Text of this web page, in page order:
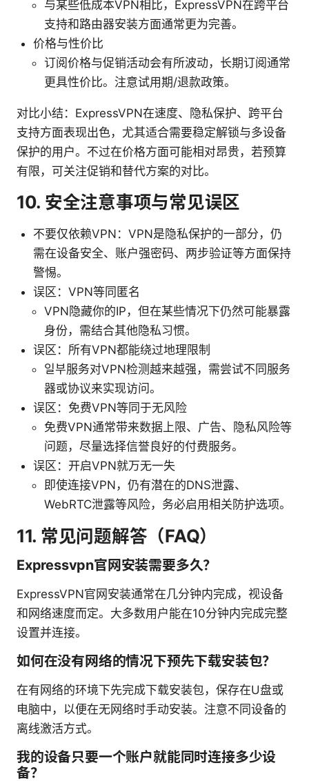
与某些低成本VPN相比，ExpressVPN在跨平台
支持和路由器安装方面通常更为完善。
价格与性价比
订阅价格与促销活动会有所波动，长期订阅通常
更具性价比。注意试用期/退款政策。
对比小结：ExpressVPN在速度、隐私保护、跨平台
支持方面表现出色，尤其适合需要稳定解锁与多设备
保护的用户。不过在价格方面可能相对昂贵，若预算
有限，可关注促销和替代方案的对比。
10. 安全注意事项与常见误区
不要仅依赖VPN：VPN是隐私保护的一部分，仍
需在设备安全、账户强密码、两步验证等方面保持
警惕。
误区：VPN等同匿名
VPN隐藏你的IP，但在某些情况下仍然可能暴露
身份，需结合其他隐私习惯。
误区：所有VPN都能绕过地理限制
일부服务对VPN检测越来越强，需尝试不同服务
器或协议来实现访问。
误区：免费VPN等同于无风险
免费VPN通常带来数据上限、广告、隐私风险等
问题，尽量选择信誉良好的付费服务。
误区：开启VPN就万无一失
即使连接VPN，仍有潜在的DNS泄露、
WebRTC泄露等风险，务必启用相关防护选项。
11. 常见问题解答（FAQ）
Expressvpn官网安装需要多久？
ExpressVPN官网安装通常在几分钟内完成，视设备
和网络速度而定。大多数用户能在10分钟内完成完整
设置并连接。
如何在没有网络的情况下预先下载安装包？
在有网络的环境下先完成下载安装包，保存在U盘或
电脑中，以便在无网络时手动安装。注意不同设备的
离线激活方式。
我的设备只要一个账户就能同时连接多少设
备？